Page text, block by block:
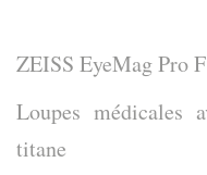
ZEISS EyeMag Pro F
Loupes médicales
titane